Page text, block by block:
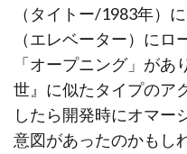
（タイトー/1983年）
（エレベーター）に
「オープニング」が
世』に似たタイプのア
したら開発時にオマー
意図があったのかもし